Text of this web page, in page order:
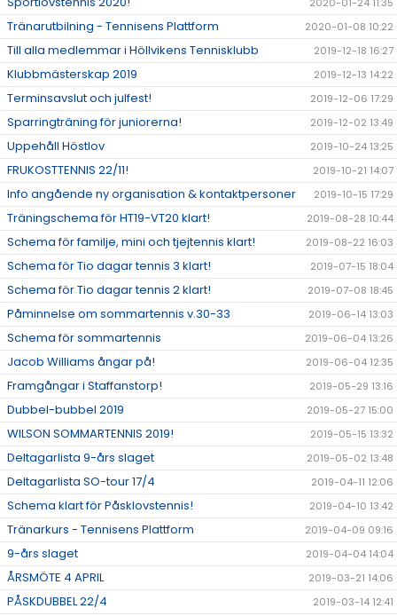
Tränarutbilning - Tennisens Plattform 2020-01-08 10:22
Till alla medlemmar i Höllvikens Tennisklubb 2019-12-18 16:27
Klubbmästerskap 2019 2019-12-13 14:22
Terminsavslut och julfest! 2019-12-06 17:29
Sparringträning för juniorerna! 2019-12-02 13:49
Uppehåll Höstlov 2019-10-24 13:25
FRUKOSTTENNIS 22/11! 2019-10-21 14:07
Info angående ny organisation & kontaktpersoner 2019-10-15 17:29
Träningschema för HT19-VT20 klart! 2019-08-28 10:44
Schema för familje, mini och tjejtennis klart! 2019-08-22 16:03
Schema för Tio dagar tennis 3 klart! 2019-07-15 18:04
Schema för Tio dagar tennis 2 klart! 2019-07-08 18:45
Påminnelse om sommartennis v.30-33 2019-06-14 13:03
Schema för sommartennis 2019-06-04 13:26
Jacob Williams ångar på! 2019-06-04 12:35
Framgångar i Staffanstorp! 2019-05-29 13:16
Dubbel-bubbel 2019 2019-05-27 15:00
WILSON SOMMARTENNIS 2019! 2019-05-15 13:32
Deltagarlista 9-års slaget 2019-05-02 13:48
Deltagarlista SO-tour 17/4 2019-04-11 12:06
Schema klart för Påsklovstennis! 2019-04-10 13:42
Tränarkurs - Tennisens Plattform 2019-04-09 09:16
9-års slaget 2019-04-04 14:04
ÅRSMÖTE 4 APRIL 2019-03-21 14:06
PÅSKDUBBEL 22/4 2019-03-14 12:41